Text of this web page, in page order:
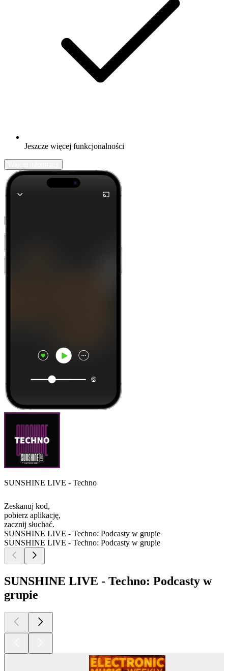
Jeszcze więcej funkcjonalności
SUNSHINE LIVE - Techno
Zeskanuj kod,
pobierz aplikację,
zacznij słuchać.
SUNSHINE LIVE - Techno: Podcasty w grupie
SUNSHINE LIVE - Techno: Podcasty w grupie
SUNSHINE LIVE - Techno: Podcasty w
grupie